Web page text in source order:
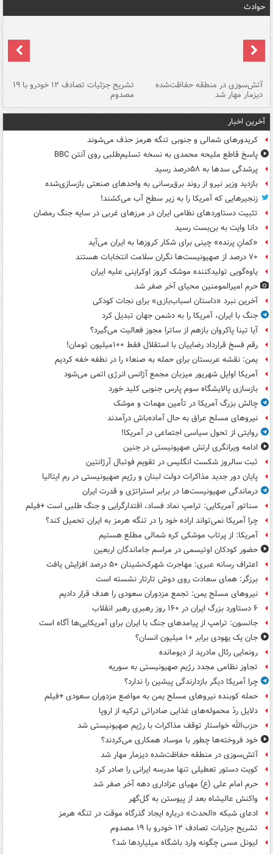
حوادث
آتش‌سوزی در منطقه حفاظت‌شده
دیزمار مهار شد
تشریح جزئیات تصادف ۱۲ خودرو با ۱۹
مصدوم
آخرین اخبار
کریدورهای شمالی و جنوبی تنگه هرمز حذف می‌شوند
پاسخ قاطع ملیحه محمدی به نسخه تسلیم‌طلبی روی آنتن BBC
پرشدگی سدها به ۵۸درصد رسید
بازدید وزیر نیرو از روند برق‌رسانی به واحدهای صنعتی بازسازی‌شده
زنجیرهایی که آمریکا را به زیر سطح آب می‌کشند!
تثبیت دستاوردهای نظامی ایران در مرزهای غربی در سایه جنگ رمضان
دانا وایت به بن‌بست رسید
«کمانِ پرنده» چینی برای شکار کروزها به ایران می‌آید
۷۰ درصد از صهیونیست‌ها نگران سلامت انتخابات هستند
یاوه‌گویی تولیدکننده موشک کروز اوکراینی علیه ایران
حرم امیرالمومنین محیای آخر صفر شد
آخرین نبرد «داستان اسباب‌بازی» برای نجات کودکی
جنگ با ایران، آمریکا را به دشمن جهان تبدیل کرد
آیا تینا پاکروان بازهم از ساترا مجوز فعالیت می‌گیرد؟
رقم فسخ قرارداد رضاییان با استقلال فقط ۱۰۰میلیون تومان!
یمن: نقشه عربستان برای حمله به صنعاء را در نطفه خفه کردیم
آمریکا اوایل شهریور میزبان مجمع آژانس انرژی اتمی می‌شود
بازسازی پالایشگاه سوم پارس جنوبی کلید خورد
چالش بزرگ آمریکا در تأمین مهمات و موشک
نیروهای مسلح عراق به حال آماده‌باش درآمدند
روایتی از تحول سیاسی اجتماعی در آمریکا!
ادامه ویرانگری ارتش صهیونیستی در جنین
ثبت سالروز شکست انگلیس در تقویم فوتبال آرژانتین
پایان دور جدید مذاکرات دولت لبنان و رژیم صهیونیستی در رم ایتالیا
درماندگی صهیونیست‌ها در برابر استراتژی و قدرت ایران
سناتور آمریکایی: ترامپ نماد فساد، اقتدارگرایی و جنگ طلبی است +فیلم
چرا آمریکا نمی‌تواند اراده خود را در تنگه هرمز به ایران تحمیل کند؟
آمریکا: از پرتاب موشکی کره شمالی مطلع هستیم
حضور کودکان اوتیسمی در مراسم جاماندگان اربعین
اعتراف رسانه عبری: مهاجرت شهرک‌نشینان ۵۰ درصد افزایش یافت
برزگر: همای سعادت روی دوش تارتار نشسته است
نیروهای مسلح یمن: تجمع مزدوران سعودی را هدف قرار دادیم
۶ دستاورد بزرگ ایران در ۱۶۰ روز رهبری رهبر انقلاب
جانسون: ترامپ از پیامدهای جنگ با ایران برای آمریکایی‌ها آگاه است
جان یک یهودی برابر ۱۰ میلیون انسان؟
رونمایی رئال مادرید از دیومانده
تجاوز نظامی مجدد رژیم صهیونیستی به سوریه
چرا آمریکا دیگر بازدارندگی پیشین را ندارد؟
حمله کوبنده نیروهای مسلح یمن به مواضع مزدوران سعودی +فیلم
دلایل ردّ محموله‌های غذایی صادراتی ترکیه از اروپا
حزب‌الله خواستار توقف مذاکرات با رژیم صهیونیستی شد
خود فروخته‌ها چطور با موساد همکاری می‌کردند؟
آتش‌سوزی در منطقه حفاظت‌شده دیزمار مهار شد
کویت دستور تعطیلی تنها مدرسه ایرانی را صادر کرد
حرم امام علی (ع) مهیای عزاداری دهه آخر صفر شد
واکنش عالیشاه بعد از پیوستن به گل‌گهر
ادعای شبکه «الحدث» درباره ایجاد گذرگاه موقت در تنگه هرمز
تشریح جزئیات تصادف ۱۲ خودرو با ۱۹ مصدوم
لیونل مسی چگونه وارد باشگاه میلیاردها شد؟